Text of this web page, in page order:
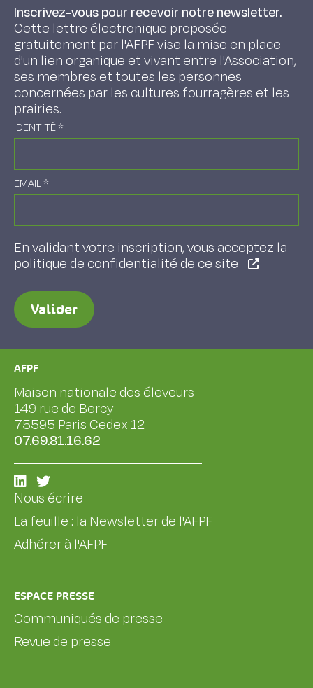
Inscrivez-vous pour recevoir notre newsletter.
Cette lettre électronique proposée
gratuitement par l'AFPF vise la mise en place
d'un lien organique et vivant entre l'Association,
ses membres et toutes les personnes
concernées par les cultures fourragères et les
prairies.
IDENTITÉ*
EMAIL*
En validant votre inscription, vous acceptez la
politique de confidentialité de ce site
Valider
AFPF
Maison nationale des éleveurs
149 rue de Bercy
75595 Paris Cedex 12
07.69.81.16.62
Nous écrire
La feuille : la Newsletter de l'AFPF
Adhérer à l'AFPF
ESPACE PRESSE
Communiqués de presse
Revue de presse